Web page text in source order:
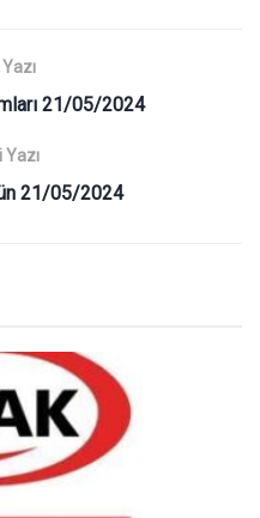
21/05/2024
21/05/2024